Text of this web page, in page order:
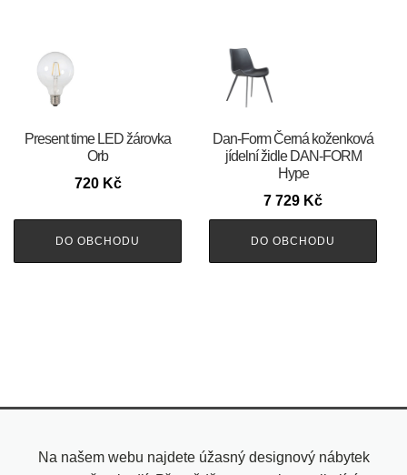
Present time LED žárovka
Orb
720 Kč
DO OBCHODU
​​​​​Dan-Form Černá koženková
jídelní židle DAN-FORM
Hype
7 729 Kč
DO OBCHODU
Na našem webu najdete úžasný designový nábytek